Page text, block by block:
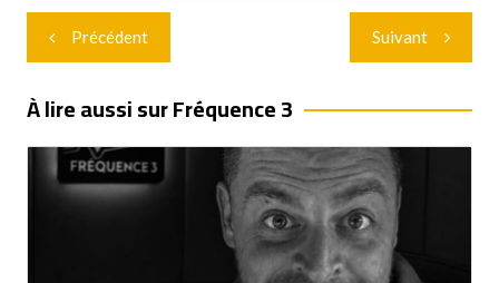
Navigation
de
l’article
Précédent Suivant
À lire aussi sur Fréquence 3